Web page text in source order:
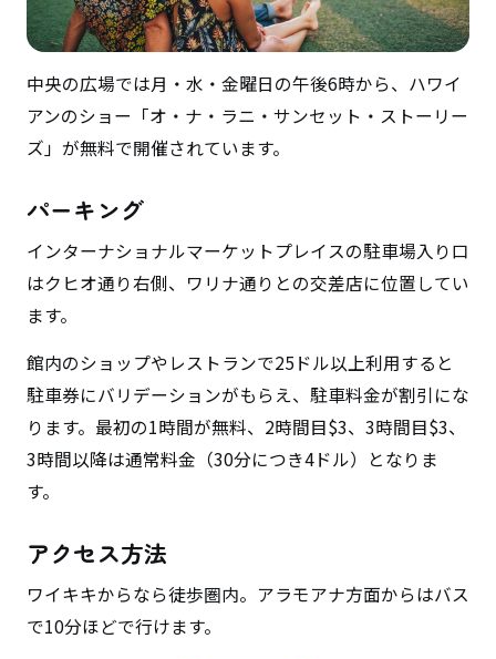
中央の広場では月・水・金曜日の午後6時から、ハワイ
アンのショー「オ・ナ・ラニ・サンセット・ストーリー
ズ」が無料で開催されています。
パーキング
インターナショナルマーケットプレイスの駐車場入り口
はクヒオ通り右側、ワリナ通りとの交差店に位置してい
ます。
館内のショップやレストランで25ドル以上利用すると
駐車券にバリデーションがもらえ、駐車料金が割引にな
ります。最初の1時間が無料、2時間目$3、3時間目$3、
3時間以降は通常料金（30分につき4ドル）となりま
す。
アクセス方法
ワイキキからなら徒歩圏内。アラモアナ方面からはバス
で10分ほどで行けます。